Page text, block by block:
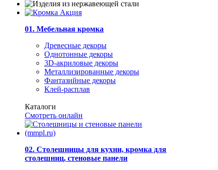
01. Мебельная кромка
Древесные декоры
Однотонные декоры
3D-акриловые декоры
Металлизированные декоры
Фантазийные декоры
Клей-расплав
Каталоги
Смотреть онлайн
02. Столешницы для кухни, кромка для
столешниц, стеновые панели